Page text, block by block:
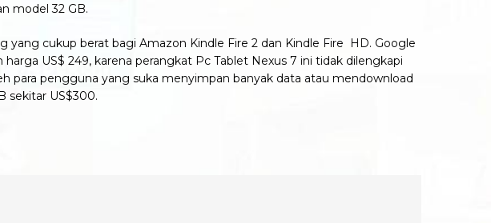
model 32 GB.
yang cukup berat bagi Amazon Kindle Fire 2 dan Kindle Fire HD. Google
US$ 249, karena perangkat Pc Tablet Nexus 7 ini tidak dilengkapi
para pengguna yang suka menyimpan banyak data atau mendownload
sekitar US$300.